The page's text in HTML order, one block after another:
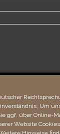
Um
ggf. über Online-
Website